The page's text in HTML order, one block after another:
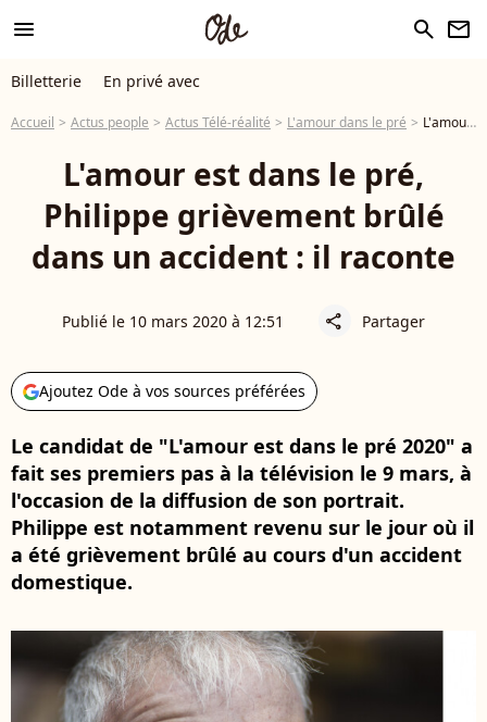
menu search newsletter
Billetterie En privé avec
Accueil Actus people Actus Télé-réalité L'amour dans le pré L'amour est dans le pré, Philippe grièvement brûlé dans un accident : il raconte
L'amour est dans le pré,
Philippe grièvement brûlé
dans un accident : il raconte
Publié le 10 mars 2020 à 12:51 share Partager
Ajoutez Ode à vos sources préférées
Le candidat de "L'amour est dans le pré 2020" a
fait ses premiers pas à la télévision le 9 mars, à
l'occasion de la diffusion de son portrait.
Philippe est notamment revenu sur le jour où il
a été grièvement brûlé au cours d'un accident
domestique.